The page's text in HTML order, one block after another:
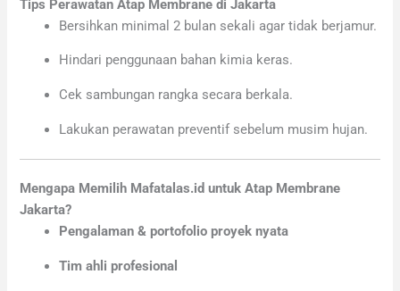
Tips Perawatan Atap Membrane di Jakarta
Bersihkan minimal 2 bulan sekali agar tidak berjamur.
Hindari penggunaan bahan kimia keras.
Cek sambungan rangka secara berkala.
Lakukan perawatan preventif sebelum musim hujan.
Mengapa Memilih Mafatalas.id untuk Atap Membrane
Jakarta?
Pengalaman & portofolio proyek nyata
Tim ahli profesional